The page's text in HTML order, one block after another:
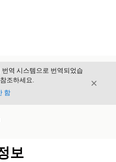
역 시스템으로 번역되었습
조하세요.
함
닫기
보